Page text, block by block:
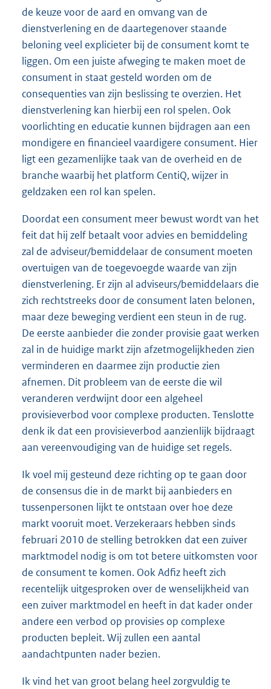
de keuze voor de aard en omvang van de
dienstverlening en de daartegenover staande
beloning veel explicieter bij de consument komt te
liggen. Om een juiste afweging te maken moet de
consument in staat gesteld worden om de
consequenties van zijn beslissing te overzien. Het
dienstverlening kan hierbij een rol spelen. Ook
voorlichting en educatie kunnen bijdragen aan een
mondigere en financieel vaardigere consument. Hier
ligt een gezamenlijke taak van de overheid en de
branche waarbij het platform CentiQ, wijzer in
geldzaken een rol kan spelen.
Doordat een consument meer bewust wordt van het
feit dat hij zelf betaalt voor advies en bemiddeling
zal de adviseur/bemiddelaar de consument moeten
overtuigen van de toegevoegde waarde van zijn
dienstverlening. Er zijn al adviseurs/bemiddelaars die
zich rechtstreeks door de consument laten belonen,
maar deze beweging verdient een steun in de rug.
De eerste aanbieder die zonder provisie gaat werken
zal in de huidige markt zijn afzetmogelijkheden zien
verminderen en daarmee zijn productie zien
afnemen. Dit probleem van de eerste die wil
veranderen verdwijnt door een algeheel
provisieverbod voor complexe producten. Tenslotte
denk ik dat een provisieverbod aanzienlijk bijdraagt
aan vereenvoudiging van de huidige set regels.
Ik voel mij gesteund deze richting op te gaan door
de consensus die in de markt bij aanbieders en
tussenpersonen lijkt te ontstaan over hoe deze
markt vooruit moet. Verzekeraars hebben sinds
februari 2010 de stelling betrokken dat een zuiver
marktmodel nodig is om tot betere uitkomsten voor
de consument te komen. Ook Adfiz heeft zich
recentelijk uitgesproken over de wenselijkheid van
een zuiver marktmodel en heeft in dat kader onder
andere een verbod op provisies op complexe
producten bepleit. Wij zullen een aantal
aandachtpunten nader bezien.
Ik vind het van groot belang heel zorgvuldig te